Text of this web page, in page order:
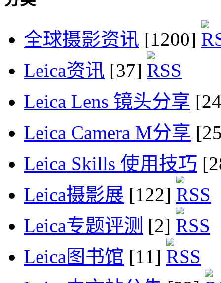
全球摄影资讯 [1200]
Leica资讯 [37]
Leica Lens 镜头分享
Leica Camera M分享
Leica Skills 使用技巧
Leica摄影展 [122]
Leica专题评测 [2]
Leica图书馆 [11]